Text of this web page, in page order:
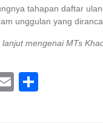
tahapan daftar
unggulan yang
mengenai MTs
Email